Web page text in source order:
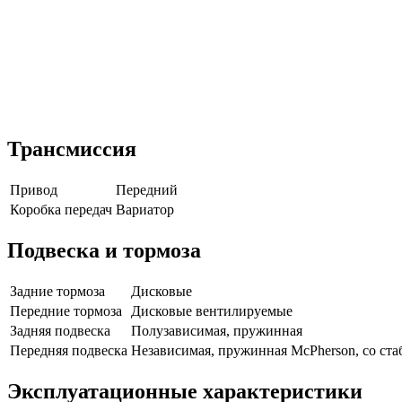
Трансмиссия
Привод
Передний
Коробка передач Вариатор
Подвеска и тормоза
Задние тормоза
Дисковые
Передние тормоза
Дисковые вентилируемые
Задняя подвеска
Полузависимая, пружинная
Передняя подвеска Независимая, пружинная McPherson, со
Эксплуатационные характеристики